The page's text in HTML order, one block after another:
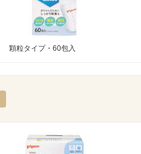
顆粒タイプ・60包入